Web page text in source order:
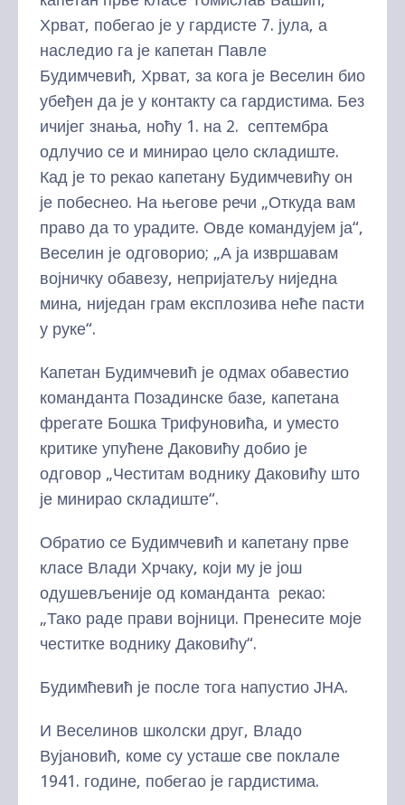
Хрват, побегао је у гардисте 7. јула, а
наследио га је капетан Павле
Будимчевић, Хрват, за кога је Веселин био
убеђен да је у контакту са гардистима. Без
ичијег знања, ноћу 1. на 2. септембра
одлучио се и минирао цело складиште.
Кад је то рекао капетану Будимчевићу он
је побеснео. На његове речи „Откуда вам
право да то урадите. Овде командујем ја“,
Веселин је одговорио; „А ја извршавам
војничку обавезу, непријатељу ниједна
мина, ниједан грам експлозива неће пасти
у руке“.
Капетан Будимчевић је одмах обавестио
команданта Позадинске базе, капетана
фрегате Бошка Трифуновића, и уместо
критике упућене Даковићу добио је
одговор „Честитам воднику Даковићу што
је минирао складиште“.
Обратио се Будимчевић и капетану прве
класе Влади Хрчаку, који му је још
одушевљеније од команданта рекао:
„Тако раде прави војници. Пренесите моје
честитке воднику Даковићу“.
Будимћевић је после тога напустио ЈНА.
И Веселинов школски друг, Владо
Вујановић, коме су усташе све поклале
1941. године, побегао је гардистима.